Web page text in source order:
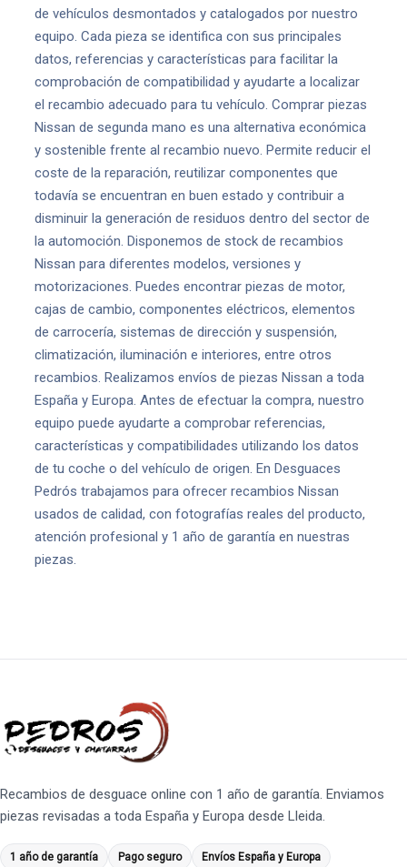
de vehículos desmontados y catalogados por nuestro
equipo. Cada pieza se identifica con sus principales
datos, referencias y características para facilitar la
comprobación de compatibilidad y ayudarte a localizar
el recambio adecuado para tu vehículo. Comprar piezas
Nissan de segunda mano es una alternativa económica
y sostenible frente al recambio nuevo. Permite reducir el
coste de la reparación, reutilizar componentes que
todavía se encuentran en buen estado y contribuir a
disminuir la generación de residuos dentro del sector de
la automoción. Disponemos de stock de recambios
Nissan para diferentes modelos, versiones y
motorizaciones. Puedes encontrar piezas de motor,
cajas de cambio, componentes eléctricos, elementos
de carrocería, sistemas de dirección y suspensión,
climatización, iluminación e interiores, entre otros
recambios. Realizamos envíos de piezas Nissan a toda
España y Europa. Antes de efectuar la compra, nuestro
equipo puede ayudarte a comprobar referencias,
características y compatibilidades utilizando los datos
de tu coche o del vehículo de origen. En Desguaces
Pedrós trabajamos para ofrecer recambios Nissan
usados de calidad, con fotografías reales del producto,
atención profesional y 1 año de garantía en nuestras
piezas.
Recambios de desguace online con 1 año de garantía. Enviamos
piezas revisadas a toda España y Europa desde Lleida.
1 año de garantía Pago seguro Envíos España y Europa